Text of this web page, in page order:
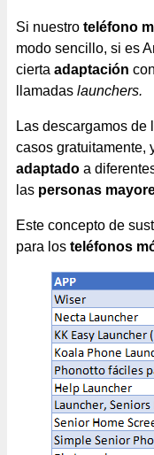
Si nuestro teléfono
modo sencillo, si es
cierta adaptación
llamadas launchers.
Las descargamos de
casos gratuitamente,
adaptado a
las personas
Este concepto de
para los teléfonos